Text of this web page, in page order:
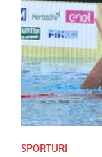
SPORTURI